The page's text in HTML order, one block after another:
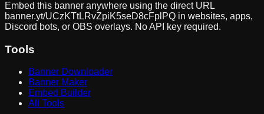
Embed this banner anywhere using the direct URL
banner.yt/UCzKTtLRvZpiK5seD8cFplPQ in websites, apps,
Discord bots, or OBS overlays. No API key required.
Tools
Banner Downloader
Banner Maker
Embed Builder
All Tools